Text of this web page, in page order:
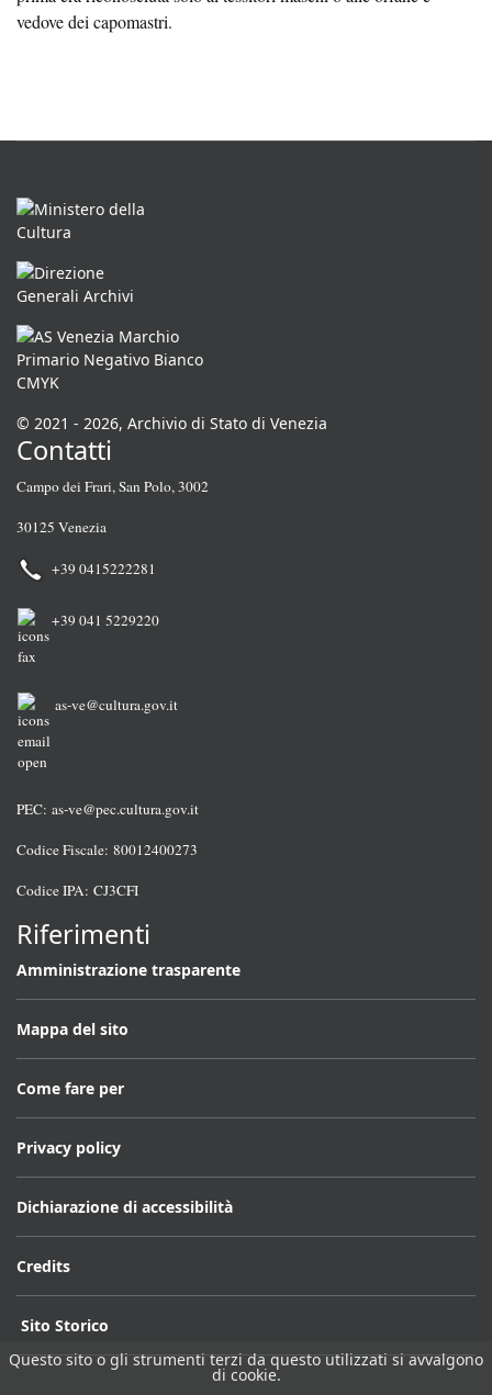
vedove dei capomastri.
© 2021 - 2026, Archivio di Stato di Venezia
Contatti
Campo dei Frari, San Polo, 3002
30125 Venezia
+39 0415222281
+39 041 5229220
as-ve@cultura.gov.it
PEC: as-ve@pec.cultura.gov.it
Codice Fiscale: 80012400273
Codice IPA: CJ3CFI
Riferimenti
Amministrazione trasparente
Mappa del sito
Come fare per
Privacy policy
Dichiarazione di accessibilità
Credits
Sito Storico
Questo sito o gli strumenti terzi da questo utilizzati si avvalgono
di cookie.